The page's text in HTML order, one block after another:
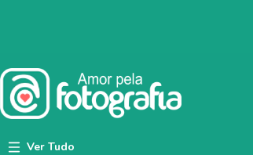
Ver Tudo